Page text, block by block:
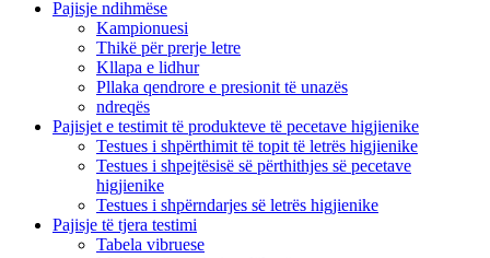
Pajisje ndihmëse
Kampionuesi
Thikë për prerje letre
Kllapa e lidhur
Pllaka qendrore e presionit të unazës
ndreqës
Pajisjet e testimit të produkteve të pecetave higjienike
Testues i shpërthimit të topit të letrës higjienike
Testues i shpejtësisë së përthithjes së pecetave
higjienike
Testues i shpërndarjes së letrës higjienike
Pajisje të tjera testimi
Tabela vibruese